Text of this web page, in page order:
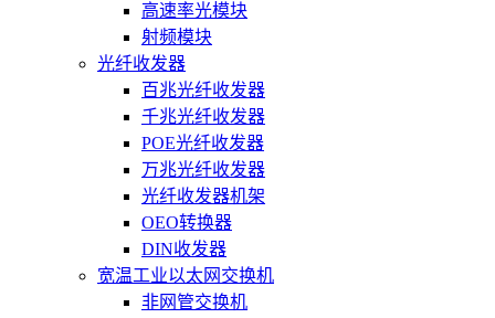
高速率光模块
射频模块
光纤收发器
百兆光纤收发器
千兆光纤收发器
POE光纤收发器
万兆光纤收发器
光纤收发器机架
OEO转换器
DIN收发器
宽温工业以太网交换机
非网管交换机